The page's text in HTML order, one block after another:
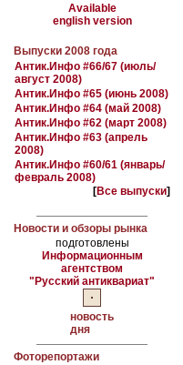
Available
english version
Выпуски 2008 года
Антик.Инфо #66/67 (июль/
август 2008)
Антик.Инфо #65 (июнь 2008)
Антик.Инфо #64 (май 2008)
Антик.Инфо #62 (март 2008)
Антик.Инфо #63 (апрель
2008)
Антик.Инфо #60/61 (январь/
февраль 2008)
[Все выпуски]
Новости и обзоры рынка
подготовлены
Информационным
агентством
"Русский антиквариат"
новость
дня
Фоторепортажи